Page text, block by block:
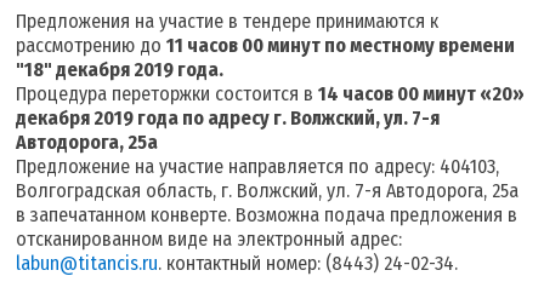
Предложения на участие в тендере принимаются к
рассмотрению до11 часов 00 минут по местному времени
"18" декабря 2019 года.
Процедура переторжки состоится в14 часов 00 минут «20»
декабря 2019 года по адресу г. Волжский, ул. 7-я
Автодорога, 25а
Предложение на участие направляется по адресу: 404103,
Волгоградская область, г. Волжский, ул. 7-я Автодорога, 25а
в запечатанном конверте. Возможна подача предложения в
отсканированном виде на электронный адрес:
labun@titancis.ru. контактный номер: (8443) 24-02-34.